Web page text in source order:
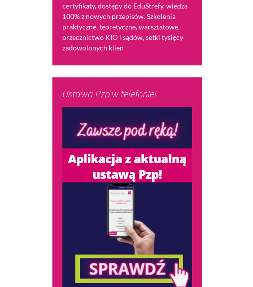
certyfikaty, dostępy do EduStrefy, wiedza
100% z nowych przepisów. Szkolenia
praktyczne, teoretyczne, warsztatowe,
orzecznictwo KIO i sądów, setki tysięcy
zadowolonych klien
Ustawa Pzp w telefonie!